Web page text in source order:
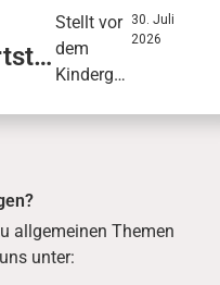
Stellt vor
dem
Kinderge
gskiste
mit
30. Juli
2026
allgemeinen Themen
unter: